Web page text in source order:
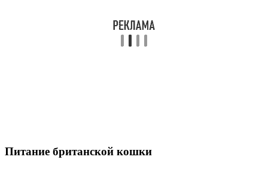
Питание британской кошки